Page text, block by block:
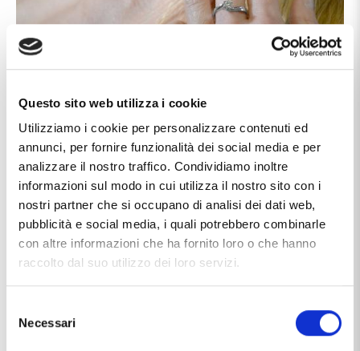
Questo sito web utilizza i cookie
Utilizziamo i cookie per personalizzare contenuti ed
annunci, per fornire funzionalità dei social media e per
analizzare il nostro traffico. Condividiamo inoltre
informazioni sul modo in cui utilizza il nostro sito con i
nostri partner che si occupano di analisi dei dati web,
pubblicità e social media, i quali potrebbero combinarle
con altre informazioni che ha fornito loro o che hanno
raccolto dal suo utilizzo dei loro servizi.
delNecessari
Caratteristiche
Carati Diamanti 0.36
Collezione Marilyn
Colore Diamanti G
Incastonatura griffes